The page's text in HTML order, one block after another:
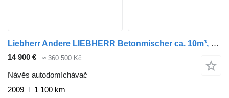
Liebherr Andere LIEBHERR Betonmischer ca. 10m³, 6x Vorhanden!
14 900 € ≈ 360 500 Kč
Návěs autodomíchávač
2009
1 100 km